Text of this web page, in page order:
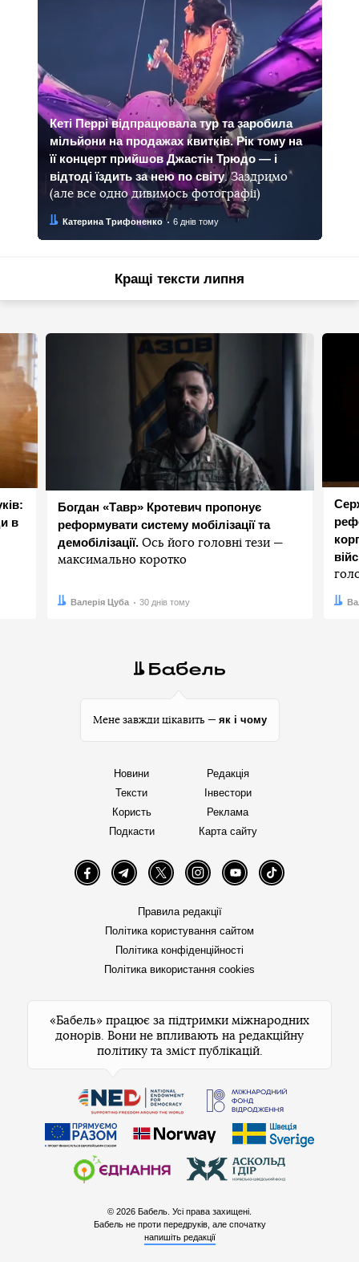
Кеті Перрі відпрацювала тур та заробила
мільйони на продажах квитків. Рік тому на
її концерт прийшов Джастін Трюдо — і
відтоді їздить за нею по світу. Заздримо
(але все одно дивимось фотографії)
Автор:
Катерина Трифоненко
Дата: 6 днів тому
Кращі тексти липня
в
Богдан «Тавр» Кротевич пропонує
реформувати систему мобілізації та
демобілізації. Ось його головні тези —
максимально коротко
Автор:
Валерія Цуба
Дата: 30 днів тому Дата:
Мене завжди цікавить — як і чому
Новини
Тексти
Користь
Подкасти
Редакція
Інвестори
Реклама
Карта сайту
FacebookTelegramTwitter InstagramYouTube TikTok
Правила редакції
Політика користування сайтом
Політика конфіденційності
Політика використання cookies
«Бабель» працює за підтримки міжнародних
донорів. Вони не впливають на редакційну
політику та зміст публікацій.
© 2026 Бабель. Усі права захищені.
Бабель не проти передруків, але спочатку
напишіть редакції